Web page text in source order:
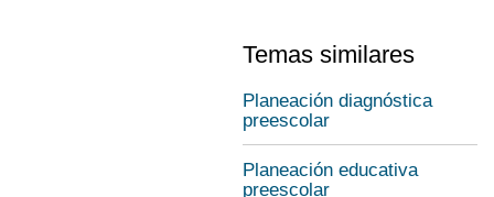
Temas similares
Planeación diagnóstica
preescolar
Planeación educativa
preescolar